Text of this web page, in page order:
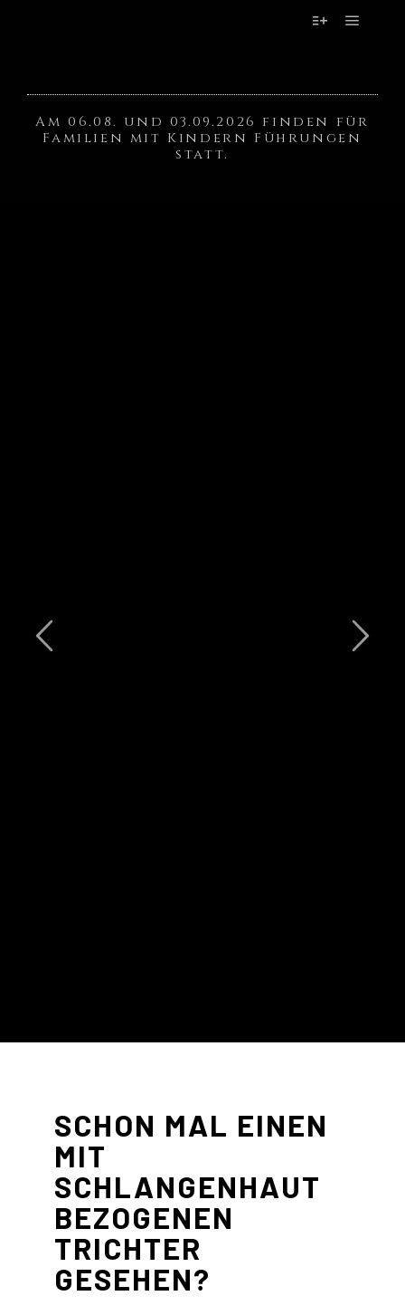
Am 06.08. und 03.09.2026 finden für
Familien mit Kindern Führungen
statt.
SCHON MAL EINEN
MIT
SCHLANGENHAUT
BEZOGENEN
TRICHTER
GESEHEN?